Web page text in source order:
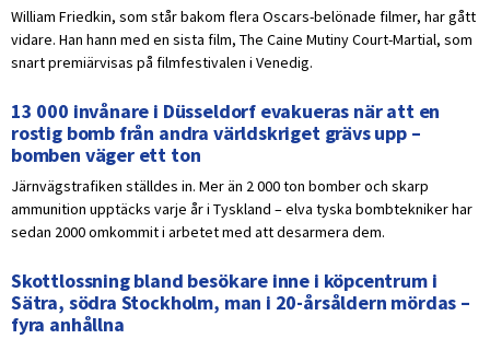
William Friedkin, som står bakom flera Oscars-belönade filmer, har gått
vidare. Han hann med en sista film, The Caine Mutiny Court-Martial, som
snart premiärvisas på filmfestivalen i Venedig.
13 000 invånare i Düsseldorf evakueras när att en
rostig bomb från andra världskriget grävs upp –
bomben väger ett ton
Järnvägstrafiken ställdes in. Mer än 2 000 ton bomber och skarp
ammunition upptäcks varje år i Tyskland – elva tyska bombtekniker har
sedan 2000 omkommit i arbetet med att desarmera dem.
Skottlossning bland besökare inne i köpcentrum i
Sätra, södra Stockholm, man i 20-årsåldern mördas –
fyra anhållna